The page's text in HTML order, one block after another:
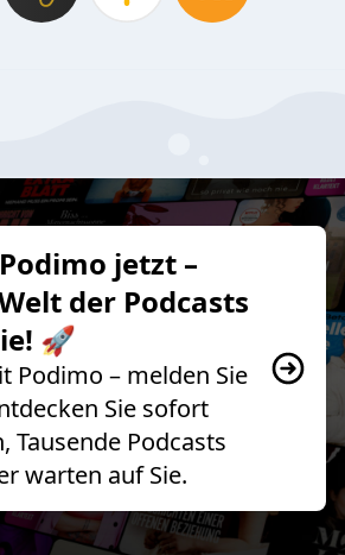
jetzt –
der Podcasts
🚀
Podimo – melden Sie
Sie sofort
Tausende Podcasts
warten auf Sie.